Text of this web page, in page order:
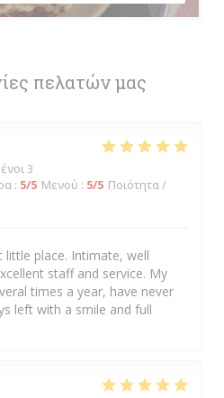
πελατών μας
3
: 5/5 Μενού : 5/5 Ποιότητα /
little place. Intimate, well
staff and service. My
times a year, have never
left with a smile and full